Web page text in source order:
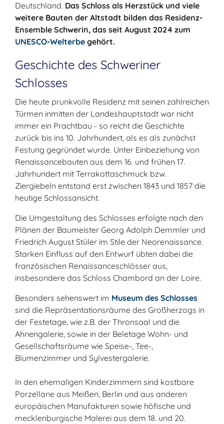
Deutschland. Das Schloss als Herzstück und viele
weitere Bauten der Altstadt bilden das Residenz-
Ensemble Schwerin, das seit August 2024 zum
UNESCO-Welterbe gehört.
Geschichte des Schweriner
Schlosses
Die heute prunkvolle Residenz mit seinen zahlreichen
Türmen inmitten der Landeshauptstadt war nicht
immer ein Prachtbau - so reicht die Geschichte
zurück bis ins 10. Jahrhundert, als es als zunächst
Festung gegründet wurde. Unter Einbeziehung von
Renaissancebauten aus dem 16. und frühen 17.
Jahrhundert mit Terrakottaschmuck bzw.
Ziergiebeln entstand erst zwischen 1843 und 1857 die
heutige Schlossansicht.
Die Umgestaltung des Schlosses erfolgte nach den
Plänen der Baumeister Georg Adolph Demmler und
Friedrich August Stüler im Stile der Neorenaissance.
Starken Einfluss auf den Entwurf übten dabei die
französischen Renaissanceschlösser aus,
insbesondere das Schloss Chambord an der Loire.
Besonders sehenswert im Museum des Schlosses
sind die Repräsentationsräume des Großherzogs in
der Festetage, wie z.B. der Thronsaal und die
Ahnengalerie, sowie in der Beletage Wohn- und
Gesellschaftsräume wie Speise-, Tee-,
Blumenzimmer und Sylvestergalerie.
In den ehemaligen Kinderzimmern sind kostbare
Porzellane aus Meißen, Berlin und aus anderen
europäischen Manufakturen sowie höfische und
mecklenburgische Malerei aus dem 18. und 20.